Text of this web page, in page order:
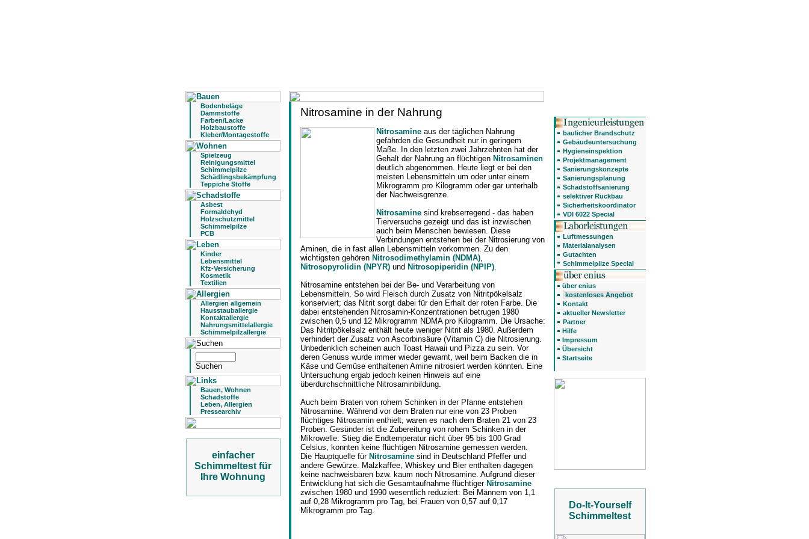
Bodenbeläge
Dämmstoffe
Farben/Lacke
Holzbaustoffe
Kleber/Montagestoffe
Spielzeug
Reinigungsmittel
Schimmelpilze
Schädlingsbekämpfung
Teppiche Stoffe
Asbest
Formaldehyd
Holzschutzmittel
Schimmelpilze
PCB
Kinder
Lebensmittel
Kfz-Versicherung
Kosmetik
Textilien
Allergien allgemein
Hausstauballergie
Kontaktallergie
Nahrungsmittelallergie
Schimmelpilzallergie
Bauen, Wohnen
Schadstoffe
Leben, Allergien
Pressearchiv
einfacher
Schimmeltest für
Ihre Wohnung
Nitrosamine in der Nahrung
Nitrosamine aus der täglichen Nahrung
gefährden die Gesundheit nur in geringem
Maße. In den letzten zwei Jahrzehnten hat der
Gehalt der Nahrung an flüchtigen Nitrosaminen
deutlich abgenommen. Heute liegt er bei den
meisten Lebensmitteln um oder unter einem
Mikrogramm pro Kilogramm oder gar unterhalb
der Nachweisgrenze.
Nitrosamine sind krebserregend - das haben
Tierversuche gezeigt und das ist inzwischen
auch beim Menschen bewiesen. Diese
Verbindungen entstehen bei der Nitrosierung von
Aminen, die in fast allen Lebensmitteln vorkommen. Zu den
wichtigsten gehören Nitrosodimethylamin (NDMA),
Nitrosopyrolidin (NPYR) und Nitrosopiperidin (NPIP).
Nitrosamine entstehen bei der Be- und Verarbeitung von
Lebensmitteln. So wird Fleisch durch Zusatz von Nitritpökelsalz
konserviert; das Nitrit sorgt dabei für den Erhalt der roten Farbe. Die
dabei entstehenden Nitrosamin-Konzentrationen betrugen 1980
zwischen 0,5 und 12 Mikrogramm NDMA pro Kilogramm. Die Ursache:
Das Nitritpökelsalz enthält heute weniger Nitrit als 1980. Außerdem
verhindert der Zusatz von Ascorbinsäure (Vitamin C) die Nitrosierung.
Unbedenklich scheinen auch Toast Hawaii und Pizza zu sein. Vor
deren Genuss wurde immer wieder gewarnt, weil beim Backen die in
Käse und Gemüse enthaltenen Amine nitrosiert werden könnten. Eine
Untersuchung ergab jedoch keinen Hinweis auf eine
überdurchschnittliche Nitrosaminbildung.
Auch beim Braten von rohem Schinken in der Pfanne entstehen
Nitrosamine. Während vor dem Braten nur eine von 23 Proben
flüchtiges Nitrosamin enthielt, waren es nach dem Braten 21 von 23
Proben. Gesünder ist die Zubereitung von rohem Schinken in der
Mikrowelle: Stieg die Endtemperatur nicht über 95 bis 100 Grad
Celsius, konnten keine flüchtigen Nitrosamine gemessen werden.
Die Hauptquelle für Nitrosamine sind in Deutschland Pfeffer und
andere Gewürze. Malzkaffee, Whiskey und Bier enthalten dagegen
keine nachweisbaren bzw. kaum noch Nitrosamine. Aufgrund dieser
Entwicklung hat sich die Gesamtaufnahme flüchtiger Nitrosamine
zwischen 1980 und 1990 wesentlich reduziert: Bei Männern von 1,1
auf 0,28 Mikrogramm pro Tag, bei Frauen von 0,57 auf 0,17
Mikrogramm pro Tag.
baulicher Brandschutz
Gebäudeuntersuchung
Hygieneinspektion
Projektmanagement
Sanierungskonzepte
Sanierungsplanung
Schadstoffsanierung
selektiver Rückbau
Sicherheitskoordinator
VDI 6022 Special
Luftmessungen
Materialanalysen
Gutachten
Schimmelpilze Special
über enius
kostenloses Angebot
Kontakt
aktueller Newsletter
Partner
Hilfe
Impressum
Übersicht
Startseite
Do-It-Yourself
Schimmeltest